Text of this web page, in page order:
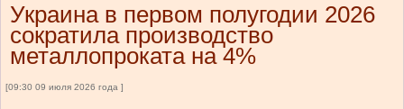
Украина в первом полугодии 2026
сократила производство
металлопроката на 4%
[09:30 09 июля 2026 года ]